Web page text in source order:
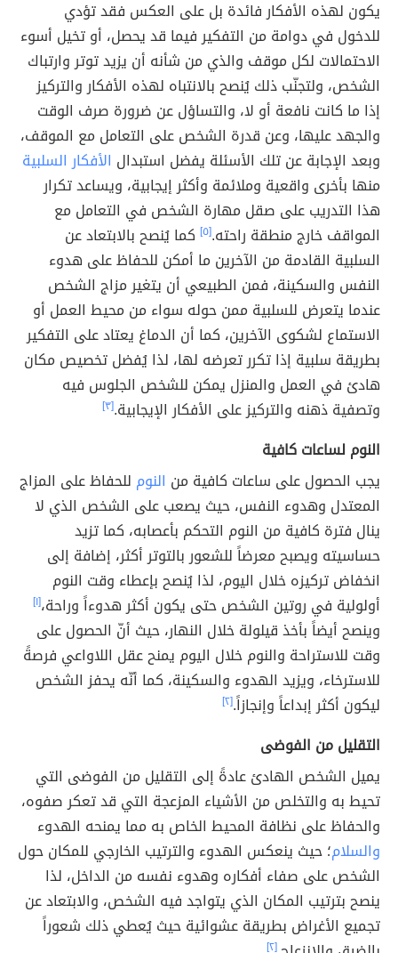
يكون لهذه الأفكار فائدة بل على العكس فقد تؤدي
للدخول في دوامة من التفكير فيما قد يحصل، أو تخيل أسوء
الاحتمالات لكل موقف والذي من شأنه أن يزيد توتر وارتباك
الشخص، ولتجنّب ذلك يُنصح بالانتباه لهذه الأفكار والتركيز
إذا ما كانت نافعة أو لا، والتساؤل عن ضرورة صرف الوقت
والجهد عليها، وعن قدرة الشخص على التعامل مع الموقف،
وبعد الإجابة عن تلك الأسئلة يفضل استبدال الأفكار السلبية
منها بأخرى واقعية وملائمة وأكثر إيجابية، ويساعد تكرار
هذا التدريب على صقل مهارة الشخص في التعامل مع
المواقف خارج منطقة راحته.[٥]
كما يُنصح بالابتعاد عن
السلبية القادمة من الآخرين ما أمكن للحفاظ على هدوء
النفس والسكينة، فمن الطبيعي أن يتغير مزاج الشخص
عندما يتعرض للسلبية ممن حوله سواء من محيط العمل أو
الاستماع لشكوى الآخرين، كما أن الدماغ يعتاد على التفكير
بطريقة سلبية إذا تكرر تعرضه لها، لذا يُفضل تخصيص مكان
هادئ في العمل والمنزل يمكن للشخص الجلوس فيه
وتصفية ذهنه والتركيز على الأفكار الإيجابية.[٣]
النوم لساعات كافية
يجب الحصول على ساعات كافية من النوم للحفاظ على المزاج
المعتدل وهدوء النفس، حيث يصعب على الشخص الذي لا
ينال فترة كافية من النوم التحكم بأعصابه، كما تزيد
حساسيته ويصبح معرضاً للشعور بالتوتر أكثر، إضافة إلى
انخفاض تركيزه خلال اليوم، لذا يُنصح بإعطاء وقت النوم
أولولية في روتين الشخص حتى يكون أكثر هدوءاً وراحة،[١]
وينصح أيضاً بأخذ قيلولة خلال النهار، حيث أنّ الحصول على
وقت للاستراحة والنوم خلال اليوم يمنح عقل اللاواعي فرصةً
للاسترخاء، ويزيد الهدوء والسكينة، كما أنّه يحفز الشخص
ليكون أكثر إبداعاً وإنجازاً.[٢]
التقليل من الفوضى
يميل الشخص الهادئ عادةً إلى التقليل من الفوضى التي
تحيط به والتخلص من الأشياء المزعجة التي قد تعكر صفوه،
والحفاظ على نظافة المحيط الخاص به مما يمنحه الهدوء
والسلام؛ حيث ينعكس الهدوء والترتيب الخارجي للمكان حول
الشخص على صفاء أفكاره وهدوء نفسه من الداخل، لذا
ينصح بترتيب المكان الذي يتواجد فيه الشخص، والابتعاد عن
تجميع الأغراض بطريقة عشوائية حيث يُعطي ذلك شعوراً
[٢]